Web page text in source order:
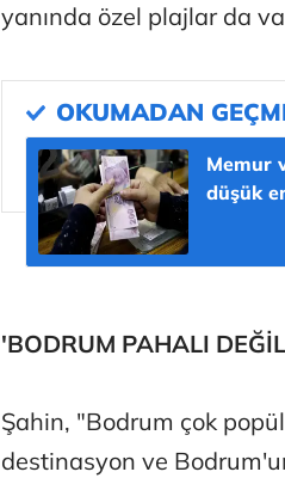
yanında özel plajlar da
Memur
düşük
'BODRUM PAHALI
Şahin, "Bodrum çok
destinasyon ve